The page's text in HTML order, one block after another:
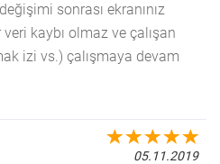
sonrası ekranınız
kaybı olmaz ve çalışan
izi vs.) çalışmaya devam
05.11.2019